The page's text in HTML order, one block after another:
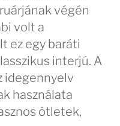
végén
volt a
ez egy baráti
interjú. A
idegennyelv
használata
ötletek,